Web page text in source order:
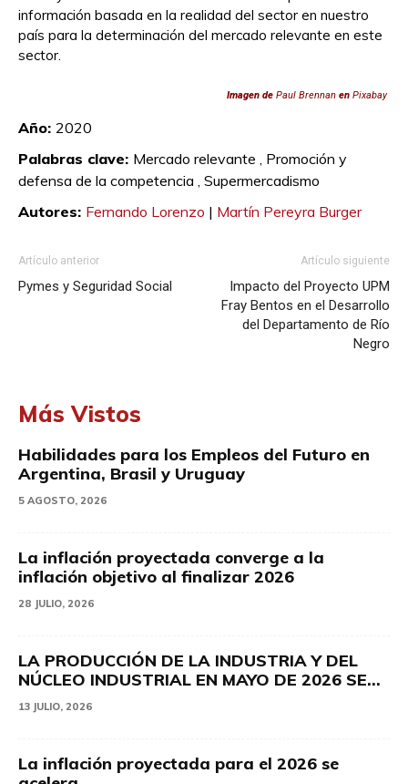
información basada en la realidad del sector en nuestro
país para la determinación del mercado relevante en este
sector.
Imagen de Paul Brennan en Pixabay
Año: 2020
Palabras clave: Mercado relevante , Promoción y
defensa de la competencia , Supermercadismo
Autores: Fernando Lorenzo | Martín Pereyra Burger
Artículo anterior
Pymes y Seguridad Social
Artículo siguiente
Impacto del Proyecto UPM
Fray Bentos en el Desarrollo
del Departamento de Río
Negro
Más Vistos
Habilidades para los Empleos del Futuro en
Argentina, Brasil y Uruguay
5 AGOSTO, 2026
La inflación proyectada converge a la
inflación objetivo al finalizar 2026
28 JULIO, 2026
LA PRODUCCIÓN DE LA INDUSTRIA Y DEL
NÚCLEO INDUSTRIAL EN MAYO DE 2026 SE...
13 JULIO, 2026
La inflación proyectada para el 2026 se